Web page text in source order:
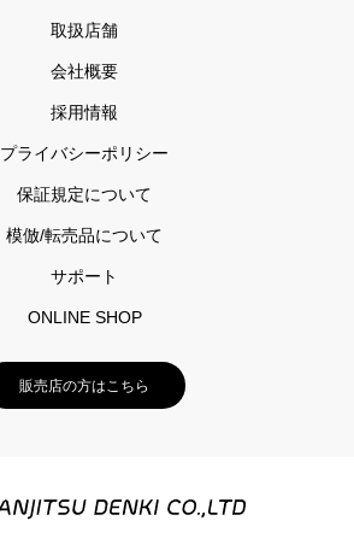
取扱店舗
会社概要
採用情報
プライバシーポリシー
保証規定について
模倣/転売品について
サポート
ONLINE SHOP
販売店の方はこちら